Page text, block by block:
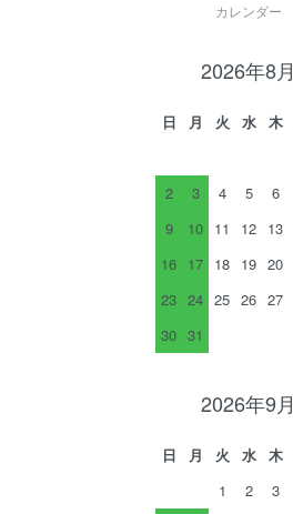
カレンダー
2026年8月
日 月 火 水 木
2
3 4 5 6
9
10 11 12 13
16 17 18 19 20
23 24 25 26 27
30 31
2026年9月
日 月 火 水 木
1
2 3